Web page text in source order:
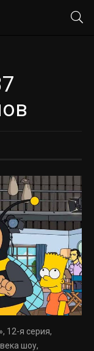
12-я серия,
шоу,